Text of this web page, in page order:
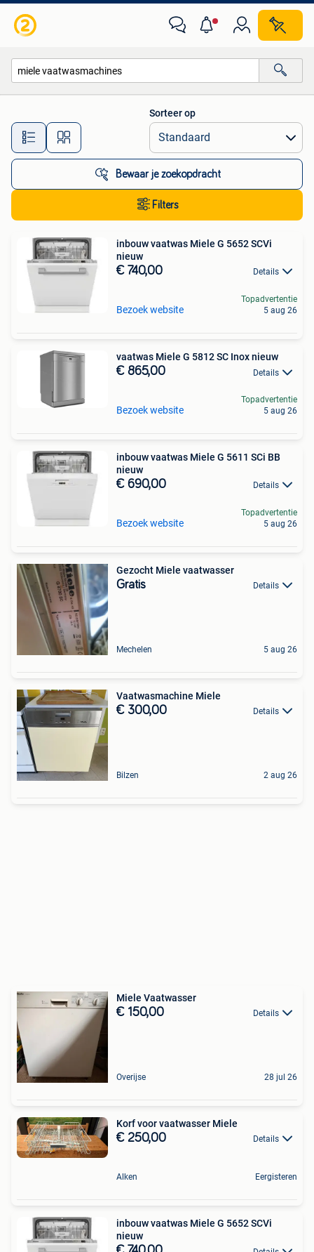
Alle afstanden…
Sorteer op
Bewaar je zoekopdracht
Filters
inbouw vaatwas Miele G 5652 SCVi
nieuw
€ 740,00 Details
Bezoek website
Topadvertentie
5 aug 26
vaatwas Miele G 5812 SC Inox nieuw
€ 865,00 Details
Bezoek website
Topadvertentie
5 aug 26
inbouw vaatwas Miele G 5611 SCi BB
nieuw
€ 690,00 Details
Bezoek website
Topadvertentie
5 aug 26
Gezocht Miele vaatwasser
Gratis Details
Mechelen 5 aug 26
Vaatwasmachine Miele
€ 300,00 Details
Bilzen 2 aug 26
Miele Vaatwasser
€ 150,00 Details
Overijse 28 jul 26
Korf voor vaatwasser Miele
€ 250,00 Details
Alken Eergisteren
inbouw vaatwas Miele G 5652 SCVi
nieuw